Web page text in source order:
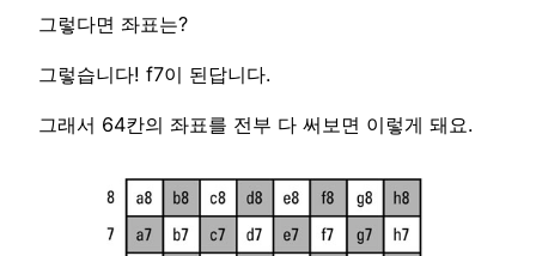
그렇다면 좌표는?
그렇습니다! f7이 된답니다.
그래서 64칸의 좌표를 전부 다 써보면 이렇게 돼요.